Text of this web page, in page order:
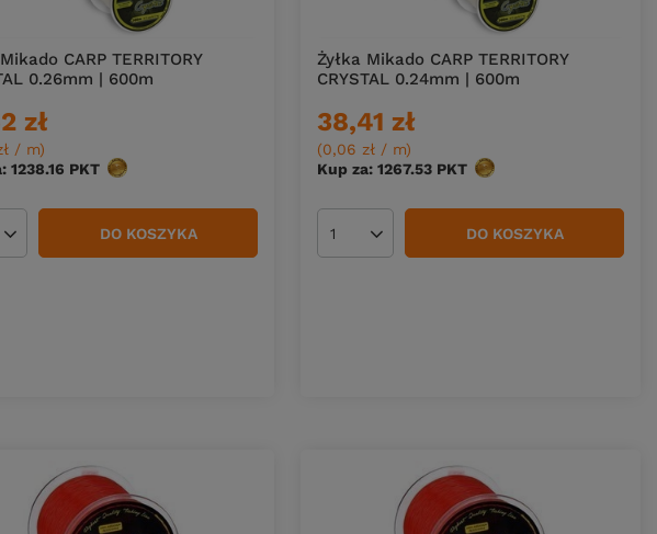
CARP TERRITORY
0.26mm | 600m
zł
/ m)
1238.16 PKT punktów
produktów DO KOSZYKA
Żyłka Mikado CARP TERRITORY
CRYSTAL 0.24mm | 600m
38,41 zł
(0,06 zł / m)
Kup za: 1267.53 PKT punktów
Ilość produktów DO KOSZYKA